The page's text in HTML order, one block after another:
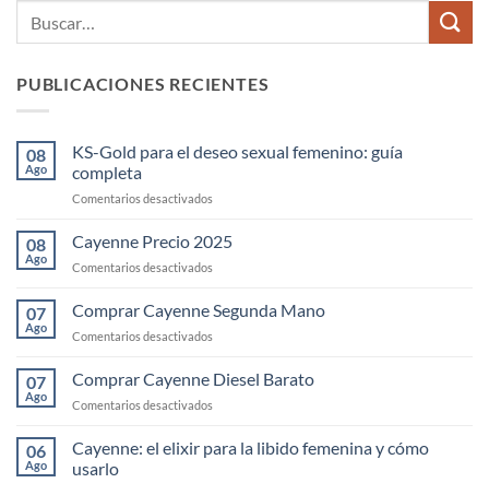
PUBLICACIONES RECIENTES
08
Ago
KS-Gold para el deseo sexual femenino: guía
completa
Comentarios desactivados
Gold
para
el
sexual
08
Ago
Cayenne Precio 2025
Comentarios desactivados
Precio
2025
07
Ago
Comprar Cayenne Segunda Mano
Comentarios desactivados
Cayenne
Segunda
Mano
07
Ago
Comprar Cayenne Diesel Barato
Comentarios desactivados
Cayenne
Diesel
06
Ago
Cayenne: el elixir para la libido femenina y cómo
usarlo